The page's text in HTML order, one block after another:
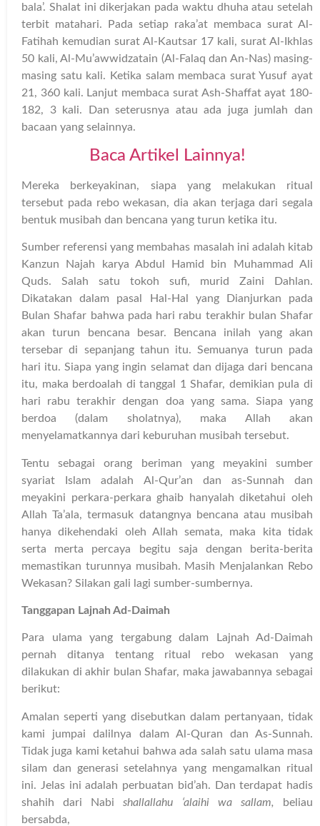
bala’. Shalat ini dikerjakan pada waktu dhuha atau setelah
terbit matahari. Pada setiap raka’at membaca surat Al-
Fatihah kemudian surat Al-Kautsar 17 kali, surat Al-Ikhlas
50 kali, Al-Mu’awwidzatain (Al-Falaq dan An-Nas) masing-
masing satu kali. Ketika salam membaca surat Yusuf ayat
21, 360 kali. Lanjut membaca surat Ash-Shaffat ayat 180-
182, 3 kali. Dan seterusnya atau ada juga jumlah dan
bacaan yang selainnya.
Baca Artikel Lainnya!
Mereka berkeyakinan, siapa yang melakukan ritual
tersebut pada rebo wekasan, dia akan terjaga dari segala
bentuk musibah dan bencana yang turun ketika itu.
Sumber referensi yang membahas masalah ini adalah kitab
Kanzun Najah karya Abdul Hamid bin Muhammad Ali
Quds. Salah satu tokoh sufi, murid Zaini Dahlan.
Dikatakan dalam pasal Hal-Hal yang Dianjurkan pada
Bulan Shafar bahwa pada hari rabu terakhir bulan Shafar
akan turun bencana besar. Bencana inilah yang akan
tersebar di sepanjang tahun itu. Semuanya turun pada
hari itu. Siapa yang ingin selamat dan dijaga dari bencana
itu, maka berdoalah di tanggal 1 Shafar, demikian pula di
hari rabu terakhir dengan doa yang sama. Siapa yang
berdoa (dalam sholatnya), maka Allah akan
menyelamatkannya dari keburuhan musibah tersebut.
Tentu sebagai orang beriman yang meyakini sumber
syariat Islam adalah Al-Qur’an dan as-Sunnah dan
meyakini perkara-perkara ghaib hanyalah diketahui oleh
Allah Ta’ala, termasuk datangnya bencana atau musibah
hanya dikehendaki oleh Allah semata, maka kita tidak
serta merta percaya begitu saja dengan berita-berita
memastikan turunnya musibah. Masih Menjalankan Rebo
Wekasan? Silakan gali lagi sumber-sumbernya.
Tanggapan Lajnah Ad-Daimah
Para ulama yang tergabung dalam Lajnah Ad-Daimah
pernah ditanya tentang ritual rebo wekasan yang
dilakukan di akhir bulan Shafar, maka jawabannya sebagai
berikut:
Amalan seperti yang disebutkan dalam pertanyaan, tidak
kami jumpai dalilnya dalam Al-Quran dan As-Sunnah.
Tidak juga kami ketahui bahwa ada salah satu ulama masa
silam dan generasi setelahnya yang mengamalkan ritual
ini. Jelas ini adalah perbuatan bid’ah. Dan terdapat hadis
shahih dari Nabishallallahu ‘alaihi wa sallam,
beliau
bersabda,